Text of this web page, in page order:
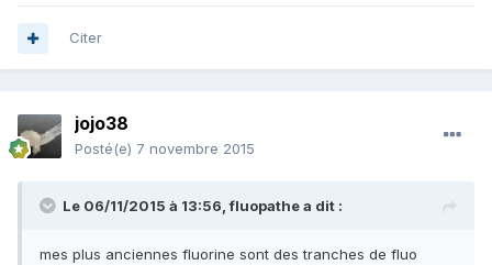
Citer
jojo38
Posté(e) 7 novembre 2015
Le 06/11/2015 à 13:56, fluopathe a dit :
mes plus anciennes fluorine sont des tranches de fluo